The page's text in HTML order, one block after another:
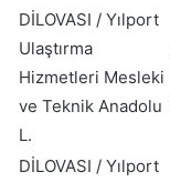
DİLOVASI / Yılport
Ulaştırma
Hizmetleri Mesleki
ve Teknik Anadolu
L.
DİLOVASI / Yılport